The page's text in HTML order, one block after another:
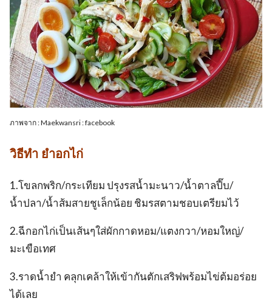
ภาพจาก : Maekwansri : facebook
วิธีทำ ยำอกไก่
1.โขลกพริก/กระเทียม ปรุงรสน้ำมะนาว/น้ำตาลปี๊บ/
น้ำปลา/น้ำส้มสายชูเล็กน้อย ชิมรสตามชอบเตรียมไว้
2.ฉีกอกไก่เป็นเส้นๆใส่ผักกาดหอม/แตงกวา/หอมใหญ่/
มะเขือเทศ
3.ราดน้ำยำ คลุกเคล้าให้เข้ากันตักเสริฟพร้อมไข่ต้มอร่อย
ได้เลย